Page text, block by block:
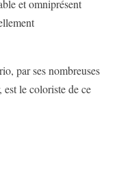
et omniprésent
par ses nombreuses
le coloriste de ce